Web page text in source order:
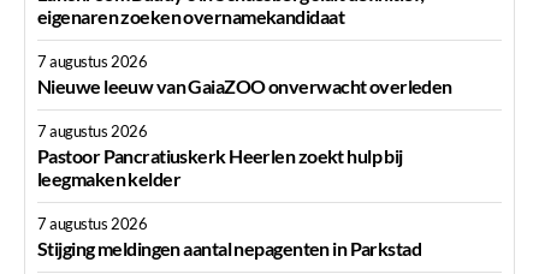
eigenaren zoeken overnamekandidaat
7 augustus 2026
Nieuwe leeuw van GaiaZOO onverwacht overleden
7 augustus 2026
Pastoor Pancratiuskerk Heerlen zoekt hulp bij
leegmaken kelder
7 augustus 2026
Stijging meldingen aantal nepagenten in Parkstad